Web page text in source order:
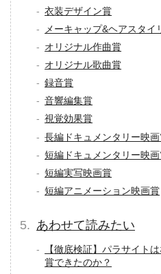
衣装デザイン賞
メーキャップ&ヘアスタイ
オリジナル作曲賞
オリジナル歌曲賞
録音賞
音響編集賞
視覚効果賞
長編ドキュメンタリー映
短編ドキュメンタリー映
短編実写映画賞
短編アニメーション映画賞
あわせて読みたい
【徹底検証】パラサイト
賞できたのか？